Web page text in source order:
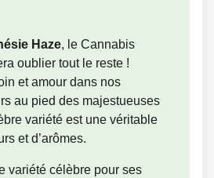
Haze, le Cannabis
oublier tout le reste !
et amour dans nos
au pied des majestueuses
variété est une véritable
et d’arômes.
variété célèbre pour ses